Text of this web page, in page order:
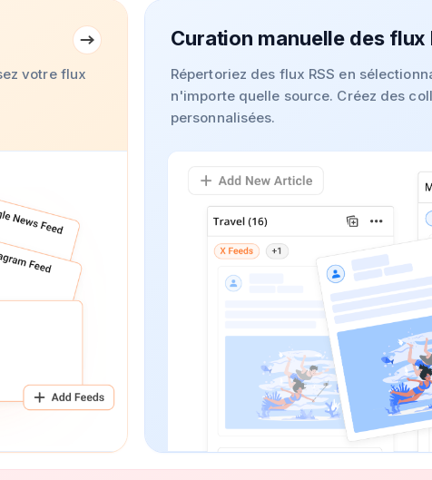
votre flux
Curation manuelle des flux
Répertoriez des flux RSS en
n'importe quelle source. Créez des
personnalisées.